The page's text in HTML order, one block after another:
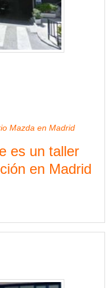
Mazda en Madrid
es un taller
en Madrid